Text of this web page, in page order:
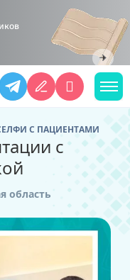
С ПАЦИЕНТАМИ
с
область